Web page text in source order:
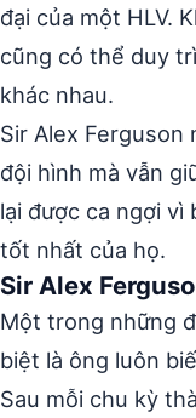
đại của một HLV.
cũng có thể duy
khác nhau.
Sir Alex Ferguson
đội hình mà vẫn
lại được ca ngợi vì
tốt nhất của họ.
Sir Alex
Một trong những
biệt là ông luôn
Sau mỗi chu kỳ